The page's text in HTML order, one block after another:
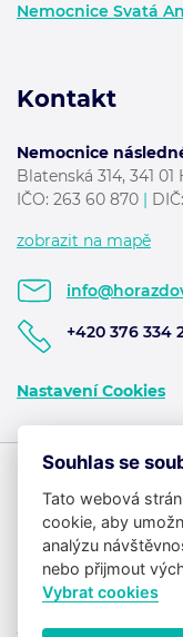
Nemocnice Svatá
Kontakt
Nemocnice
Blatenská 314, 341
IČO: 263 60 870
zobrazit na mapě
+420 376 334
Nastavení Cookies
Souhlas se
Tato webová
cookie, aby
analýzu
nebo přijmout
Vybrat cookies